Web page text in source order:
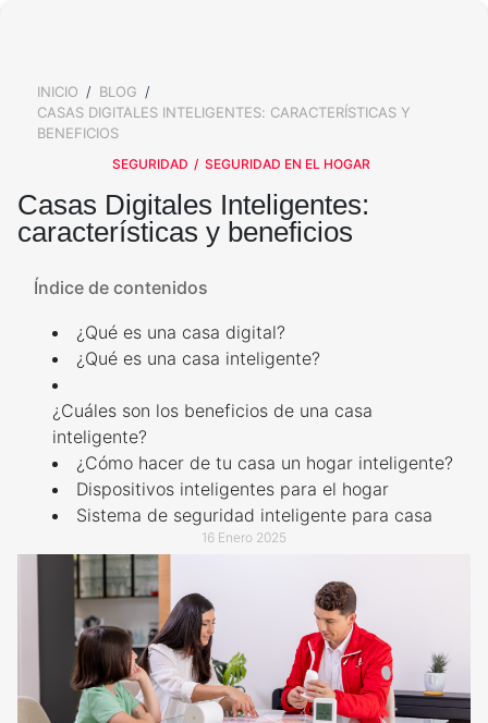
ALARMAS PARA TU BARRIO
ALARMAS PARA TI
ADULTOS MAYORES
ALARMAS PARA
ALARMA PARA MASCOTAS
ALARMA ANTI OKUPA
SIRENA POTENTE
CÁMARA DE SEGURIDAD
CÁMARA DE SEGURIDAD
INTERIOR
CONTROL DE ACCESOS
LLAVES ELECTRÓNICAS
LECTOR DE LLAVES
MANDO A DISTANCIA
SENSORES Y DETECTORES
BOTÓN DE PÁNICO
OTROS SERVICIOS
ALARMA
CONTROL DE ACCESO
SERVICIO CONFÍA
TECNOLOGÍA Y GARANTÍA
CENTRAL DE ALARMAS
COMUNICACIONES
GARANTÍA VERISURE
¿QUÉ OPINAN NUESTROS
CLIENTES?
VALORES
AVISO DE PRIVACIDAD
BREADCRUMB
INICIO
BLOG
CASAS DIGITALES INTELIGENTES: CARACTERÍSTICAS Y
BENEFICIOS
SEGURIDAD SEGURIDAD EN EL HOGAR
Casas Digitales Inteligentes:
características y beneficios
Índice de contenidos
¿Qué es una casa digital?
¿Qué es una casa inteligente?
¿Cuáles son los beneficios de una casa
inteligente?
¿Cómo hacer de tu casa un hogar inteligente?
Dispositivos inteligentes para el hogar
Sistema de seguridad inteligente para casa
16 Enero 2025